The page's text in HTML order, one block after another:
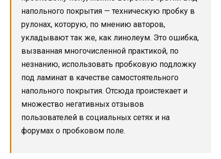
напольного покрытия — техническую пробку в
рулонах, которую, по мнению авторов,
укладывают так же, как линолеум. Это ошибка,
вызванная многочисленной практикой, по
незнанию, использовать пробковую подложку
под ламинат в качестве самостоятельного
напольного покрытия. Отсюда проистекает и
множество негативных отзывов
пользователей в социальных сетях и на
форумах о пробковом поле.